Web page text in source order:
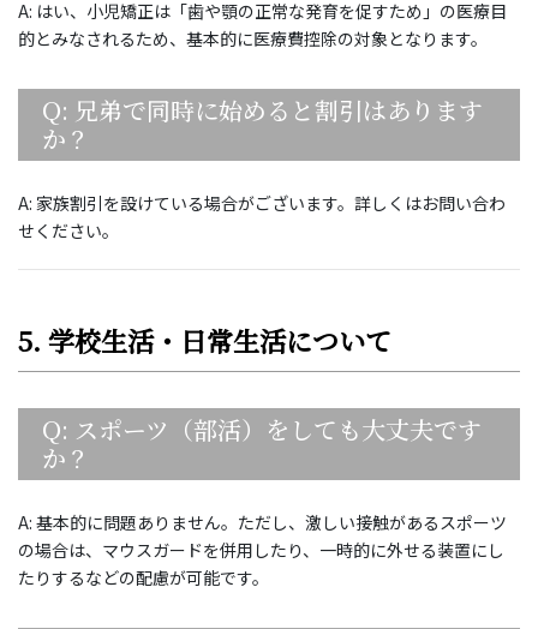
A: はい、小児矯正は「歯や顎の正常な発育を促すため」の医療目
的とみなされるため、基本的に医療費控除の対象となります。
Q: 兄弟で同時に始めると割引はあります
か？
A: 家族割引を設けている場合がございます。詳しくはお問い合わ
せください。
5. 学校生活・日常生活について
Q: スポーツ（部活）をしても大丈夫です
か？
A: 基本的に問題ありません。ただし、激しい接触があるスポーツ
の場合は、マウスガードを併用したり、一時的に外せる装置にし
たりするなどの配慮が可能です。